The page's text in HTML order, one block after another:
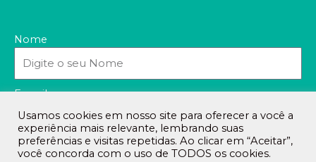
Nome
E-mail
BAIXAR AQUI
Usamos cookies em nosso site para oferecer a você a
experiência mais relevante, lembrando suas
preferências e visitas repetidas. Ao clicar em “Aceitar”,
você concorda com o uso de TODOS os cookies.